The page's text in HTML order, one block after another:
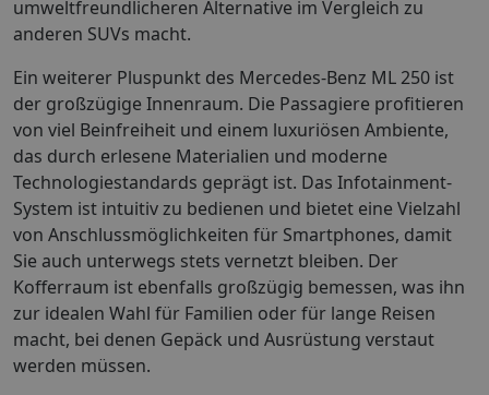
umweltfreundlicheren Alternative im Vergleich zu
anderen SUVs macht.
Ein weiterer Pluspunkt des Mercedes-Benz ML 250 ist
der großzügige Innenraum. Die Passagiere profitieren
von viel Beinfreiheit und einem luxuriösen Ambiente,
das durch erlesene Materialien und moderne
Technologiestandards geprägt ist. Das Infotainment-
System ist intuitiv zu bedienen und bietet eine Vielzahl
von Anschlussmöglichkeiten für Smartphones, damit
Sie auch unterwegs stets vernetzt bleiben. Der
Kofferraum ist ebenfalls großzügig bemessen, was ihn
zur idealen Wahl für Familien oder für lange Reisen
macht, bei denen Gepäck und Ausrüstung verstaut
werden müssen.